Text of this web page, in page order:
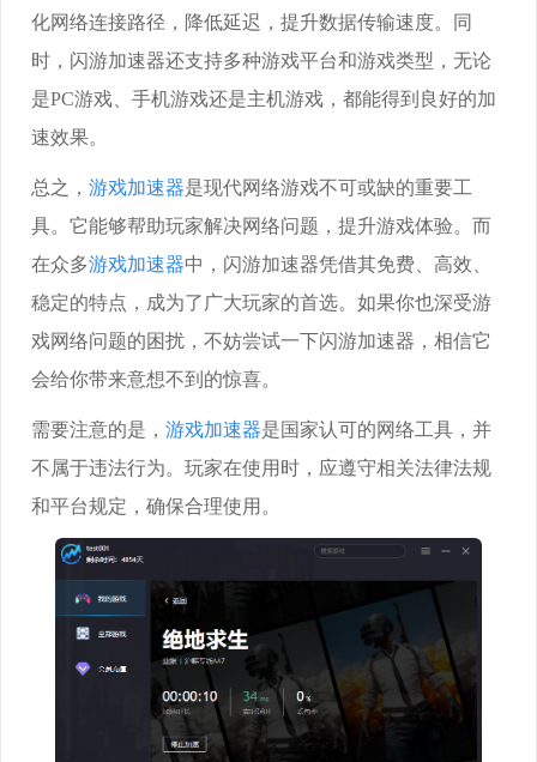
化网络连接路径，降低延迟，提升数据传输速度。同
时，闪游加速器还支持多种游戏平台和游戏类型，无论
是PC游戏、手机游戏还是主机游戏，都能得到良好的加
速效果。
总之， 游戏加速器是现代网络游戏不可或缺的重要工
具。它能够帮助玩家解决网络问题，提升游戏体验。而
在众多游戏加速器中，闪游加速器凭借其免费、高效、
稳定的特点，成为了广大玩家的首选。如果你也深受游
戏网络问题的困扰，不妨尝试一下闪游加速器，相信它
会给你带来意想不到的惊喜。
需要注意的是， 游戏加速器是国家认可的网络工具，并
不属于违法行为。玩家在使用时，应遵守相关法律法规
和平台规定，确保合理使用。